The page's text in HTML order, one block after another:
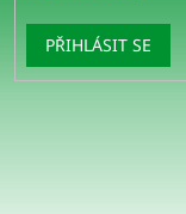
PŘIHLÁSIT SE